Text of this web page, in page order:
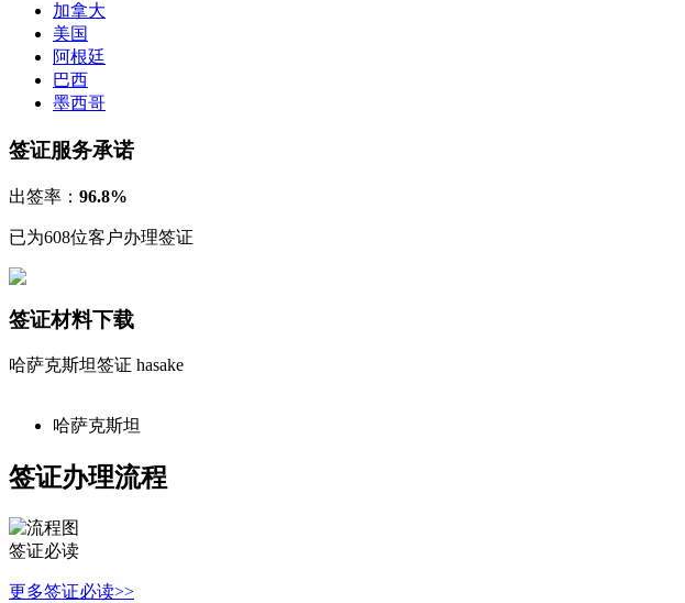
加拿大
美国
阿根廷
巴西
墨西哥
签证服务承诺
出签率： 96.8%
已为608位客户办理签证
签证材料下载
哈萨克斯坦签证 hasake
哈萨克斯坦
签证办理流程
签证必读
更多签证必读>>